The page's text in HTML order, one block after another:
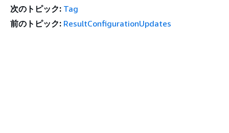
次のトピック: Tag
前のトピック: ResultConfigurationUpdates